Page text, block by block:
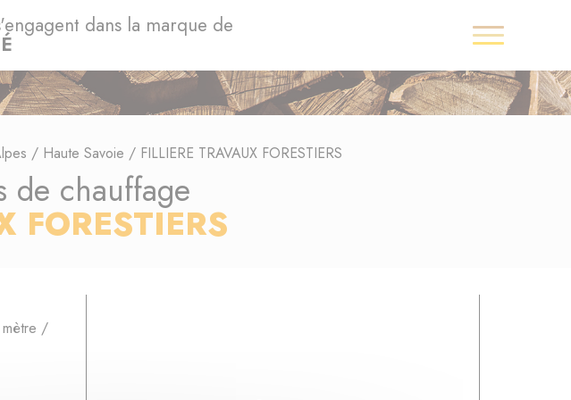
dans la marque de
/ Haute Savoie / FILLIERE TRAVAUX FORESTIERS
de chauffage
FORESTIERS
/